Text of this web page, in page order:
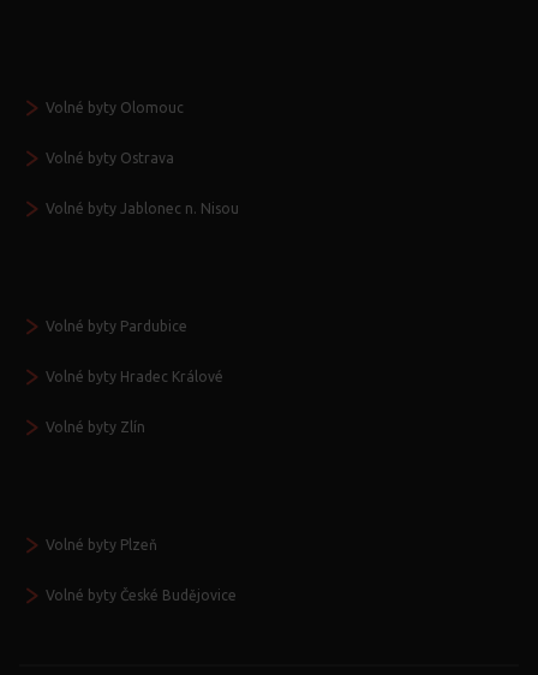
Volné byty Olomouc
Volné byty Ostrava
Volné byty Jablonec n. Nisou
Volné byty Pardubice
Volné byty Hradec Králové
Volné byty Zlín
Volné byty Plzeň
Volné byty České Budějovice